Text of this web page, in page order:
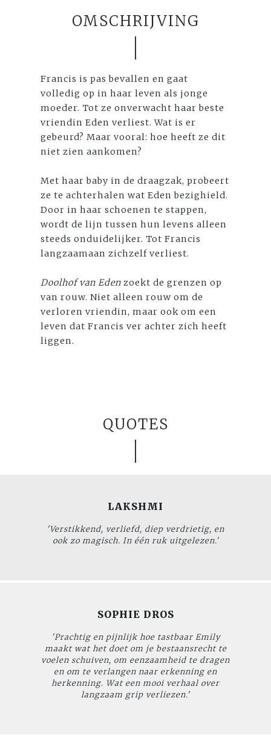
OMSCHRIJVING
Francis is pas bevallen en gaat
volledig op in haar leven als jonge
moeder. Tot ze onverwacht haar beste
vriendin Eden verliest. Wat is er
gebeurd? Maar vooral: hoe heeft ze dit
niet zien aankomen?
Met haar baby in de draagzak, probeert
ze te achterhalen wat Eden bezighield.
Door in haar schoenen te stappen,
wordt de lijn tussen hun levens alleen
steeds onduidelijker. Tot Francis
langzaamaan zichzelf verliest.
Doolhof van Eden zoekt de grenzen op
van rouw. Niet alleen rouw om de
verloren vriendin, maar ook om een
leven dat Francis ver achter zich heeft
liggen.
QUOTES
LAKSHMI
'Verstikkend, verliefd, diep verdrietig, en
ook zo magisch. In één ruk uitgelezen.'
SOPHIE DROS
'Prachtig en pijnlijk hoe tastbaar Emily
maakt wat het doet om je bestaansrecht te
voelen schuiven, om eenzaamheid te dragen
en om te verlangen naar erkenning en
herkenning. Wat een mooi verhaal over
langzaam grip verliezen.'